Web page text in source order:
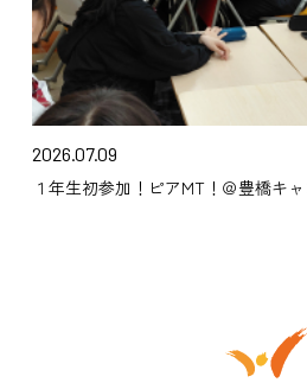
2026.07.09
１年生初参加！ピアMT！＠豊橋キ